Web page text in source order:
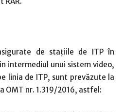
de staţiile de ITP în
intermediul unui sistem video,
linia de ITP, sunt prevăzute la
OMT nr. 1.319/2016, astfel: